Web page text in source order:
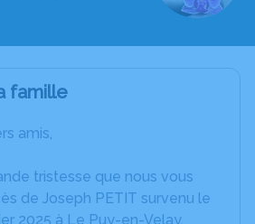
famille
amis,
tristesse que nous vous
de Joseph PETIT survenu le
2025 à Le Puy-en-Velay.